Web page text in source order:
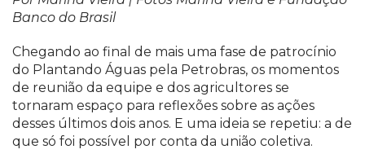
Banco do Brasil
Chegando ao final de mais uma fase de patrocínio
do Plantando Águas pela Petrobras, os momentos
de reunião da equipe e dos agricultores se
tornaram espaço para reflexões sobre as ações
desses últimos dois anos. E uma ideia se repetiu: a de
que só foi possível por conta da união coletiva.